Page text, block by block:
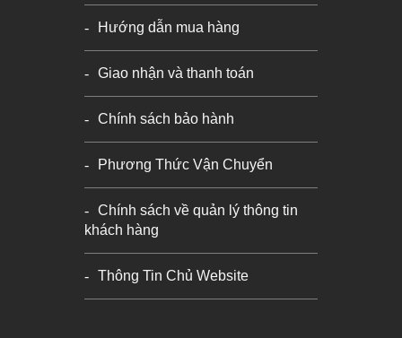
Hướng dẫn mua hàng
Giao nhận và thanh toán
Chính sách bảo hành
Phương Thức Vận Chuyển
Chính sách về quản lý thông tin
khách hàng
Thông Tin Chủ Website